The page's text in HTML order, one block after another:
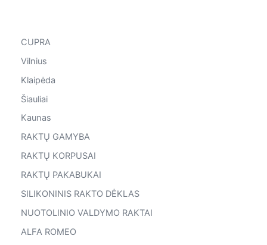
CUPRA
Vilnius
Klaipėda
Šiauliai
Kaunas
RAKTŲ GAMYBA
RAKTŲ KORPUSAI
RAKTŲ PAKABUKAI
SILIKONINIS RAKTO DĖKLAS
NUOTOLINIO VALDYMO RAKTAI
ALFA ROMEO